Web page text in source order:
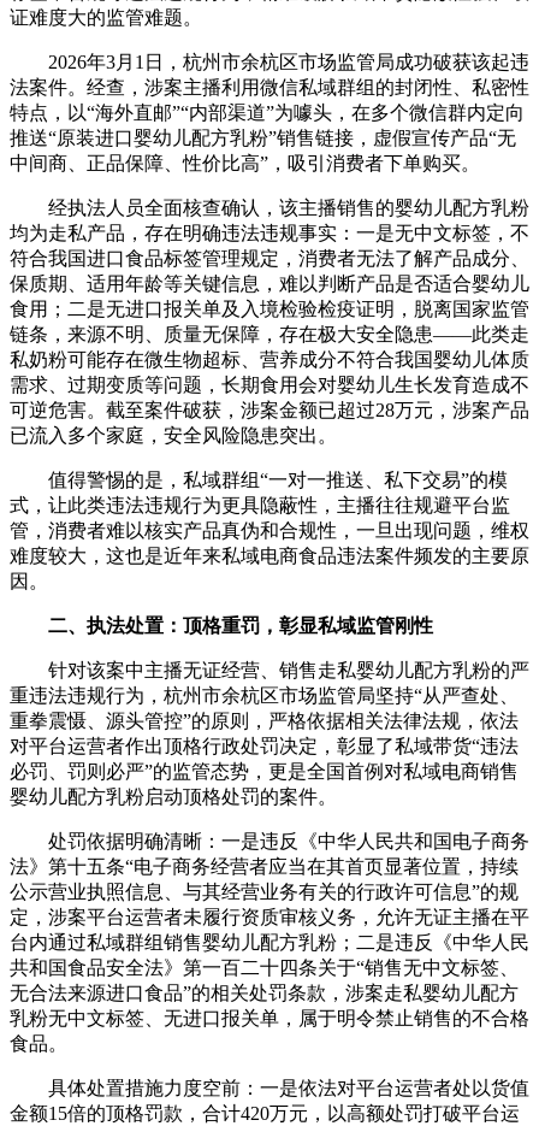
证难度大的监管难题。
2026年3月1日，杭州市余杭区市场监管局成功破获该起违
法案件。经查，涉案主播利用微信私域群组的封闭性、私密性
特点，以“海外直邮”“内部渠道”为噱头，在多个微信群内定向
推送“原装进口婴幼儿配方乳粉”销售链接，虚假宣传产品“无
中间商、正品保障、性价比高”，吸引消费者下单购买。
经执法人员全面核查确认，该主播销售的婴幼儿配方乳粉
均为走私产品，存在明确违法违规事实：一是无中文标签，不
符合我国进口食品标签管理规定，消费者无法了解产品成分、
保质期、适用年龄等关键信息，难以判断产品是否适合婴幼儿
食用；二是无进口报关单及入境检验检疫证明，脱离国家监管
链条，来源不明、质量无保障，存在极大安全隐患——此类走
私奶粉可能存在微生物超标、营养成分不符合我国婴幼儿体质
需求、过期变质等问题，长期食用会对婴幼儿生长发育造成不
可逆危害。截至案件破获，涉案金额已超过28万元，涉案产品
已流入多个家庭，安全风险隐患突出。
值得警惕的是，私域群组“一对一推送、私下交易”的模
式，让此类违法违规行为更具隐蔽性，主播往往规避平台监
管，消费者难以核实产品真伪和合规性，一旦出现问题，维权
难度较大，这也是近年来私域电商食品违法案件频发的主要原
因。
二、执法处置：顶格重罚，彰显私域监管刚性
针对该案中主播无证经营、销售走私婴幼儿配方乳粉的严
重违法违规行为，杭州市余杭区市场监管局坚持“从严查处、
重拳震慑、源头管控”的原则，严格依据相关法律法规，依法
对平台运营者作出顶格行政处罚决定，彰显了私域带货“违法
必罚、罚则必严”的监管态势，更是全国首例对私域电商销售
婴幼儿配方乳粉启动顶格处罚的案件。
处罚依据明确清晰：一是违反《中华人民共和国电子商务
法》第十五条“电子商务经营者应当在其首页显著位置，持续
公示营业执照信息、与其经营业务有关的行政许可信息”的规
定，涉案平台运营者未履行资质审核义务，允许无证主播在平
台内通过私域群组销售婴幼儿配方乳粉；二是违反《中华人民
共和国食品安全法》第一百二十四条关于“销售无中文标签、
无合法来源进口食品”的相关处罚条款，涉案走私婴幼儿配方
乳粉无中文标签、无进口报关单，属于明令禁止销售的不合格
食品。
具体处置措施力度空前：一是依法对平台运营者处以货值
金额15倍的顶格罚款，合计420万元，以高额处罚打破平台运